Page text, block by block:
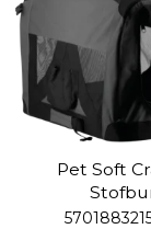
Pet Soft